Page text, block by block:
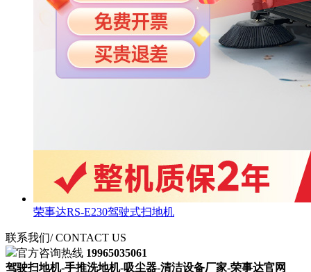
荣事达RS-E230驾驶式扫地机
联系我们/ CONTACT US
官方咨询热线 19965035061
驾驶扫地机-手推洗地机-吸尘器-清洁设备厂家-荣事达官网